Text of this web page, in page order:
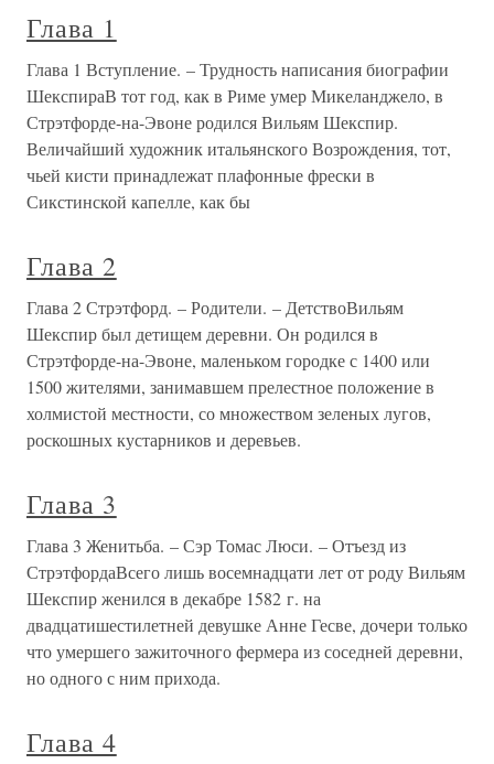
Глава 1
Глава 1 Вступление. – Трудность написания биографии
ШекспираВ тот год, как в Риме умер Микеланджело, в
Стрэтфорде-на-Эвоне родился Вильям Шекспир.
Величайший художник итальянского Возрождения, тот,
чьей кисти принадлежат плафонные фрески в
Сикстинской капелле, как бы
Глава 2
Глава 2 Стрэтфорд. – Родители. – ДетствоВильям
Шекспир был детищем деревни. Он родился в
Стрэтфорде-на-Эвоне, маленьком городке с 1400 или
1500 жителями, занимавшем прелестное положение в
холмистой местности, со множеством зеленых лугов,
роскошных кустарников и деревьев.
Глава 3
Глава 3 Женитьба. – Сэр Томас Люси. – Отъезд из
СтрэтфордаВсего лишь восемнадцати лет от роду Вильям
Шекспир женился в декабре 1582 г. на
двадцатишестилетней девушке Анне Гесве, дочери только
что умершего зажиточного фермера из соседней деревни,
но одного с ним прихода.
Глава 4